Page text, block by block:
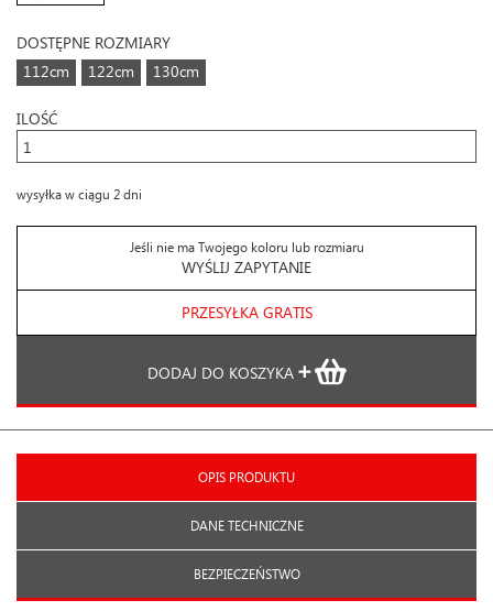
DOSTĘPNE ROZMIARY
112cm
122cm 130cm
ILOŚĆ
wysyłka w ciągu 2 dni
Jeśli nie ma Twojego koloru lub rozmiaru
WYŚLIJ ZAPYTANIE
PRZESYŁKA GRATIS
DODAJ DO KOSZYKA
OPIS PRODUKTU
DANE TECHNICZNE
BEZPIECZEŃSTWO